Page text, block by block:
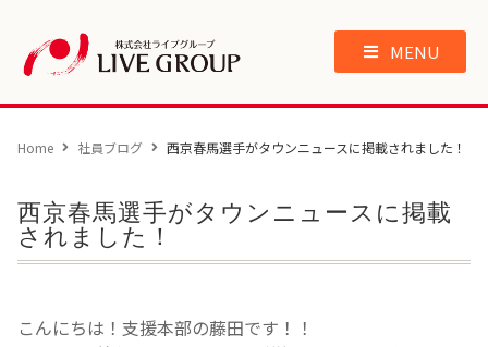
MENU
Home 社員ブログ 西京春馬選手がタウンニュースに掲載されました！
西京春馬選手がタウンニュースに掲載
されました！
こんにちは！支援本部の藤田です！！